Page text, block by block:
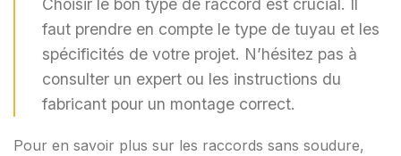
Choisir le bon type de raccord est crucial. Il
faut prendre en compte le type de tuyau et les
spécificités de votre projet. N’hésitez pas à
consulter un expert ou les instructions du
fabricant pour un montage correct.
Pour en savoir plus sur les raccords sans soudure,